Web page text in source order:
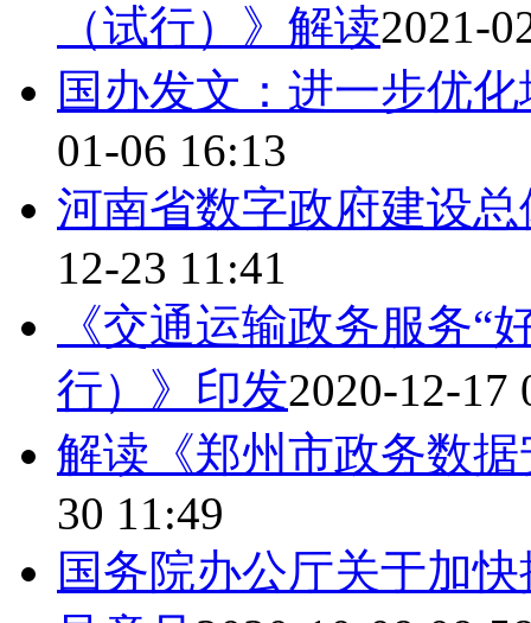
（试行）》解读2021-
国办发文：进一步优
01-06 16:13
河南省数字政府建设
12-23 11:41
《交通运输政务服务“
行）》印发2020-12-17
解读《郑州市政务数
30 11:49
国务院办公厅关于加